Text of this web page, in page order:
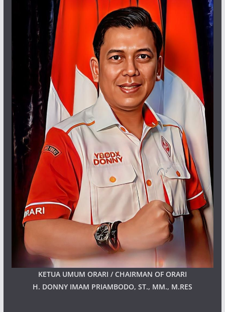
KETUA UMUM ORARI / CHAIRMAN OF ORARI
H. DONNY IMAM PRIAMBODO, ST., MM., M.RES